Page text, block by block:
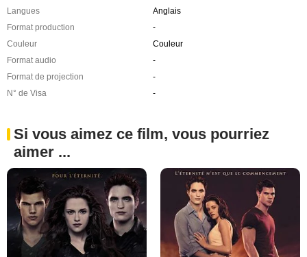
Langues
Anglais
Format production
-
Couleur
Couleur
Format audio
-
Format de projection
-
N° de Visa
-
Si vous aimez ce film, vous pourriez
aimer ...